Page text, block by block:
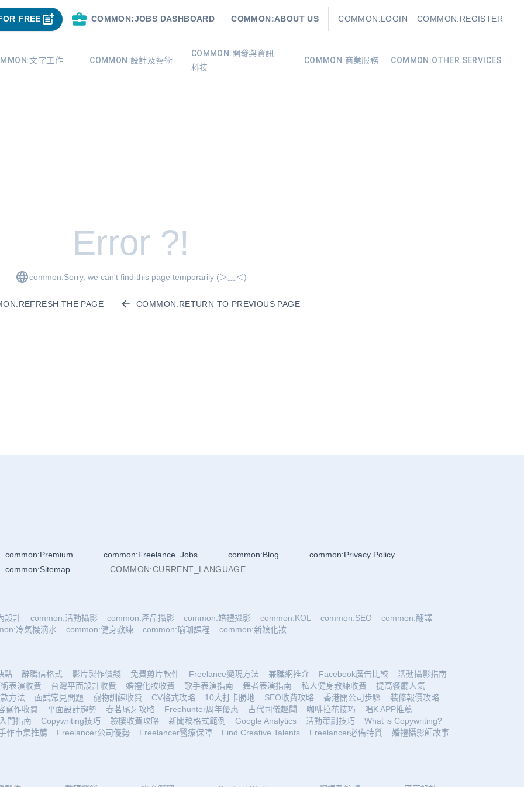
FREE COMMON:JOBS DASHBOARD COMMON:ABOUT US COMMON:LOGIN COMMON:REGISTER
文字工作 COMMON:設計及藝術
COMMON:開發與資訊
科技
COMMON:商業服務 COMMON:OTHER SERVICES
Error ?!
common:Sorry, we can't find this page temporarily (＞﹏＜)
THE PAGE COMMON:RETURN TO PREVIOUS PAGE
common:Premium common:Freelance_Jobs common:Blog
common:Privacy Policy
common:Sitemap
COMMON:CURRENT_LANGUAGE
設計 common:活動攝影 common:產品攝影 common:婚禮攝影 common:KOL common:SEO
common:翻譯
冷氣機滴水
common:健身教練 common:瑜珈課程 common:新娘化妝
點 辭職信格式 影片製作價錢 免費剪片軟件 Freelance變現方法 兼職網推介 Facebook廣告比較
活動攝影指南
表演收費
台灣平面設計收費 婚禮化妝收費 歌手表演指南 舞者表演指南 私人健身教練收費
提高餐廳人氣
方法
面試常見問題 寵物訓練收費 CV格式攻略 10大打卡勝地 SEO收費攻略 香港開公司步驟
裝修報價攻略
寫作收費
平面設計趨勢 春茗尾牙攻略 Freehunter周年優惠 古代司儀趣聞 咖啡拉花技巧
唱K APP推薦
門指南
Copywriting技巧 驗樓收費攻略 新聞稿格式範例 Google Analytics 活動策劃技巧
What is Copywriting?
作市集推薦
Freelancer公司優勢 Freelancer醫療保障 Find Creative Talents Freelancer必備特質 婚禮攝影師故事